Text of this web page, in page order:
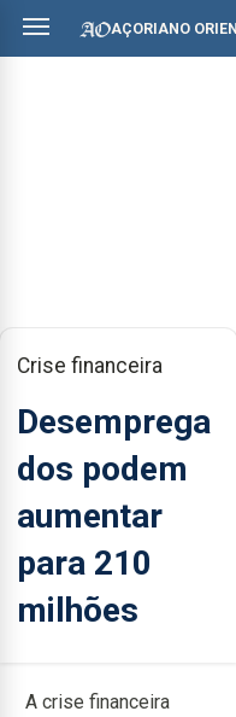
AÇORIANO
Crise financeira
Desemprega
dos podem
aumentar
para 210
milhões
A crise financeira